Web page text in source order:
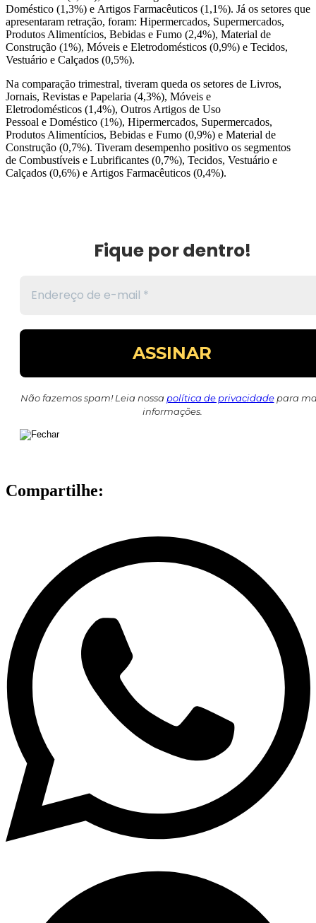
Doméstico (1,3%) e Artigos Farmacêuticos (1,1%). Já os setores que
apresentaram retração, foram: Hipermercados, Supermercados,
Produtos Alimentícios, Bebidas e Fumo (2,4%), Material de
Construção (1%), Móveis e Eletrodomésticos (0,9%) e Tecidos,
Vestuário e Calçados (0,5%).
Na comparação trimestral, tiveram queda os setores de Livros,
Jornais, Revistas e Papelaria (4,3%), Móveis e
Eletrodomésticos (1,4%), Outros Artigos de Uso
Pessoal e Doméstico (1%), Hipermercados, Supermercados,
Produtos Alimentícios, Bebidas e Fumo (0,9%) e Material de
Construção (0,7%). Tiveram desempenho positivo os segmentos
de Combustíveis e Lubrificantes (0,7%), Tecidos, Vestuário e
Calçados (0,6%) e Artigos Farmacêuticos (0,4%).
Fique por dentro!
Não fazemos spam! Leia nossapolítica de privacidadepara
informações.
Compartilhe: